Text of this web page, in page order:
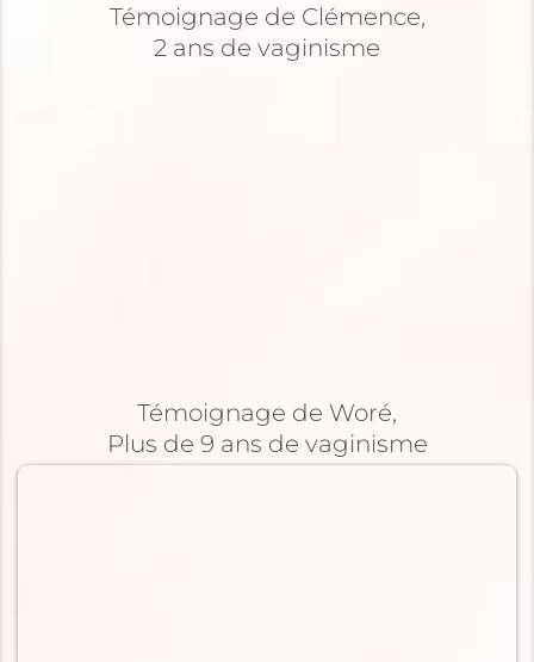
Témoignage de Clémence,
2 ans de vaginisme
Témoignage de Woré,
Plus de 9 ans de vaginisme